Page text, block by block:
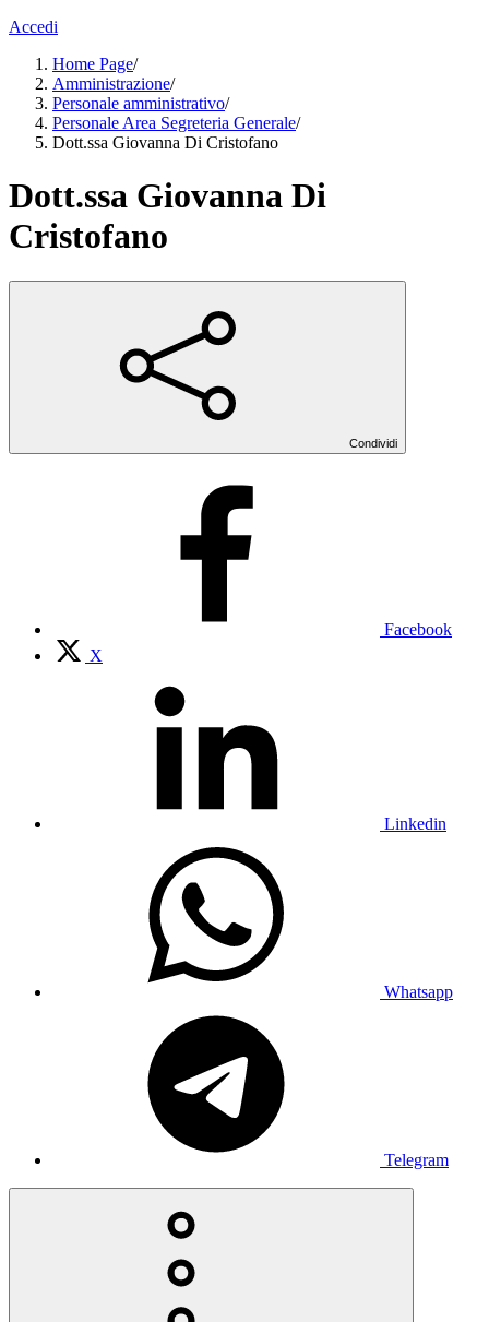
Accedi
Home Page/
Amministrazione/
Personale amministrativo/
Personale Area Segreteria Generale/
Dott.ssa Giovanna Di Cristofano
Dott.ssa Giovanna Di
Cristofano
Condividi
Facebook
X
Linkedin
Whatsapp
Telegram